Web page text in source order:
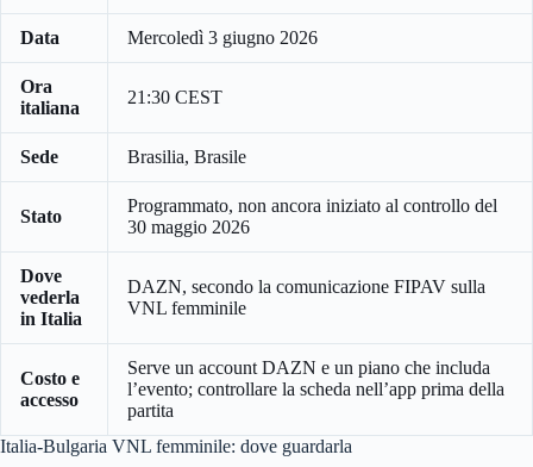
Data Mercoledì 3 giugno 2026
Ora
italiana
21:30 CEST
Sede Brasilia, Brasile
Stato
Programmato, non ancora iniziato al controllo del
30 maggio 2026
Dove
vederla
in Italia
DAZN, secondo la comunicazione FIPAV sulla
VNL femminile
Costo e
accesso
Serve un account DAZN e un piano che includa
l’evento; controllare la scheda nell’app prima della
partita
Italia-Bulgaria VNL femminile: dove guardarla